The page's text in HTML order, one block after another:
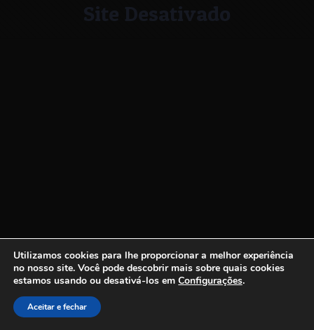
Site Desativado
Utilizamos cookies para lhe proporcionar a melhor experiência
no nosso site. Você pode descobrir mais sobre quais cookies
estamos usando ou desativá-los em Configurações.
Aceitar e fechar